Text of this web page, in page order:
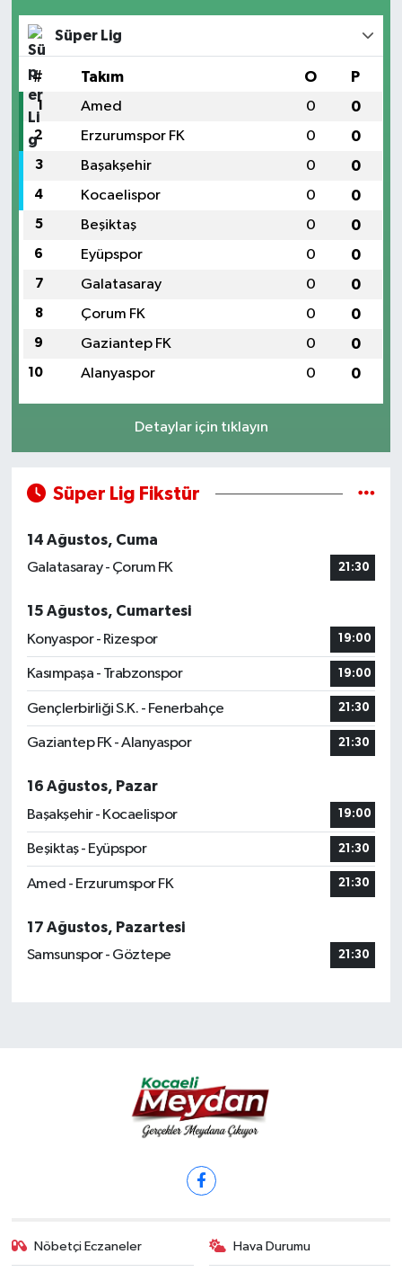
Süper Lig
# Takım O P
1 Amed 0 0
2 Erzurumspor FK 0 0
3 Başakşehir 0 0
4 Kocaelispor 0 0
5 Beşiktaş 0 0
6 Eyüpspor 0 0
7 Galatasaray 0 0
8 Çorum FK 0 0
9 Gaziantep FK 0 0
10 Alanyaspor 0 0
Detaylar için tıklayın
Süper Lig Fikstür
14 Ağustos, Cuma
Galatasaray - Çorum FK
21:30
15 Ağustos, Cumartesi
Konyaspor - Rizespor
19:00
Kasımpaşa - Trabzonspor 19:00
Gençlerbirliği S.K. - Fenerbahçe 21:30
Gaziantep FK - Alanyaspor 21:30
16 Ağustos, Pazar
Başakşehir - Kocaelispor
19:00
Beşiktaş - Eyüpspor 21:30
Amed - Erzurumspor FK 21:30
17 Ağustos, Pazartesi
Samsunspor - Göztepe
21:30
Nöbetçi Eczaneler Hava Durumu